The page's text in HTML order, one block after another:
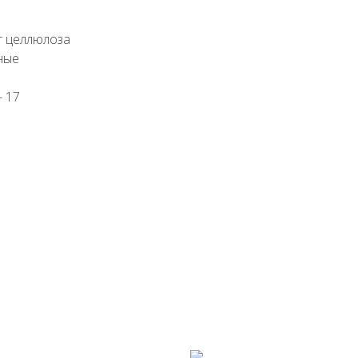
целлюлоза
17